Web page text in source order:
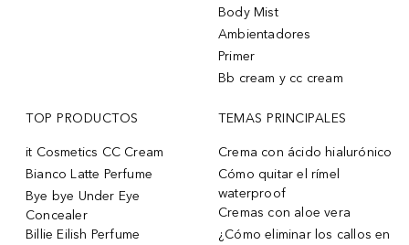
Body Mist
Ambientadores
Primer
Bb cream y cc cream
TOP PRODUCTOS
it Cosmetics CC Cream
Bianco Latte Perfume
Bye bye Under Eye
Concealer
Billie Eilish Perfume
TEMAS PRINCIPALES
Crema con ácido hialurónico
Cómo quitar el rímel
waterproof
Cremas con aloe vera
¿Cómo eliminar los callos en